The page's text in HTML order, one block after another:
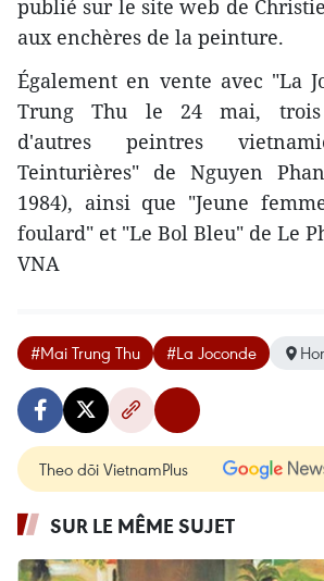
publié sur le site web de
aux enchères de la peinture.
Également en vente avec "La
Trung Thu le 24 mai, trois
d'autres peintres
Teinturières" de Nguyen
1984), ainsi que "Jeune
foulard" et "Le Bol Bleu" de Le
VNA
#Mai Trung Thu #La Joconde
Theo dõi VietnamPlus
SUR LE MÊME SUJET